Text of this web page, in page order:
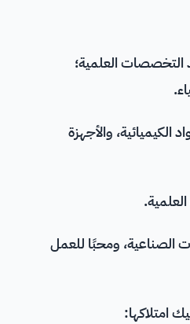
التخصصات العلمية؛
الكيميائية، والأجهزة
الصناعية، ومحبًا للعمل
امتلاكها: